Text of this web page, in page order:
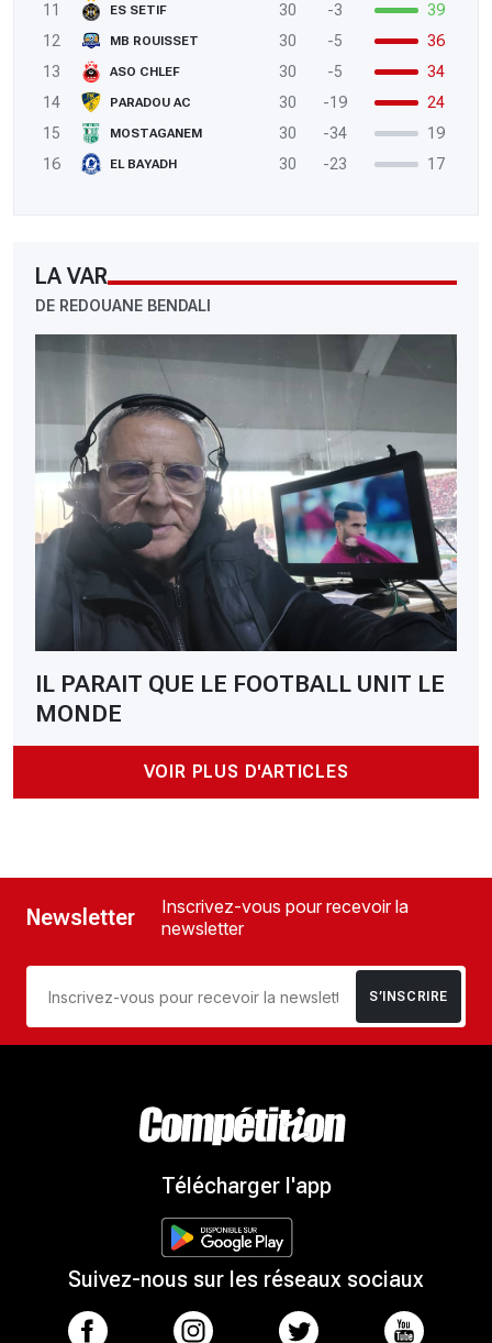
11
ES SETIF 30 -3
39
12
MB ROUISSET 30 -5
36
13
ASO CHLEF 30 -5
34
14
PARADOU AC 30 -19
24
15
MOSTAGANEM 30 -34
19
16
EL BAYADH 30 -23 17
LA VAR
DE REDOUANE BENDALI
IL PARAIT QUE LE FOOTBALL UNIT LE
MONDE
VOIR PLUS D'ARTICLES
Newsletter
Inscrivez-vous pour recevoir la
newsletter
S’INSCRIRE
Télécharger l'app
Suivez-nous sur les réseaux sociaux